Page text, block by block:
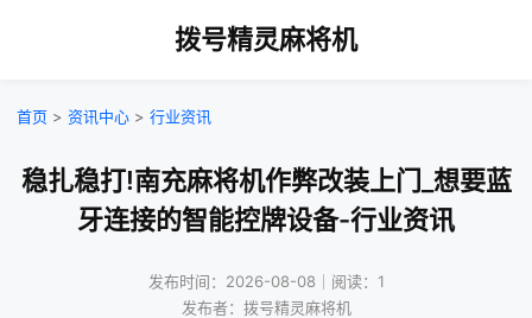
拨号精灵麻将机
首页 > 资讯中心 > 行业资讯
稳扎稳打!南充麻将机作弊改装上门_想要蓝
牙连接的智能控牌设备-行业资讯
发布时间：2026-08-08｜阅读：1
发布者：拨号精灵麻将机